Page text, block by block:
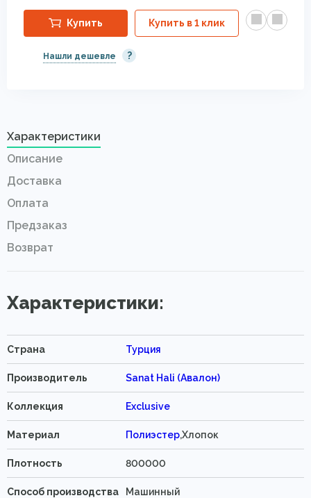
Купить Купить в 1 клик
Нашли дешевле ?
Характеристики
Описание
Доставка
Оплата
Предзаказ
Возврат
Характеристики:
Страна Турция
Производитель Sanat Hali (Авалон)
Коллекция Exclusive
Материал Полиэстер,Хлопок
Плотность 800000
Способ производства Машинный